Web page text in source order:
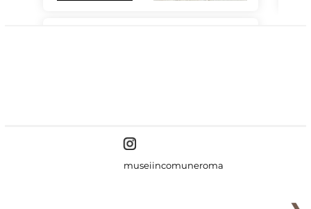
museiincomuneroma